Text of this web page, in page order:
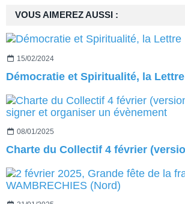
VOUS AIMEREZ AUSSI :
15/02/2024
Démocratie et Spiritualité, la Lettre
08/01/2025